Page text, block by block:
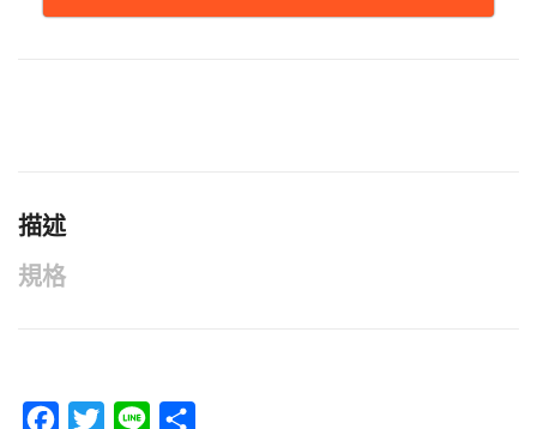
描述
規格